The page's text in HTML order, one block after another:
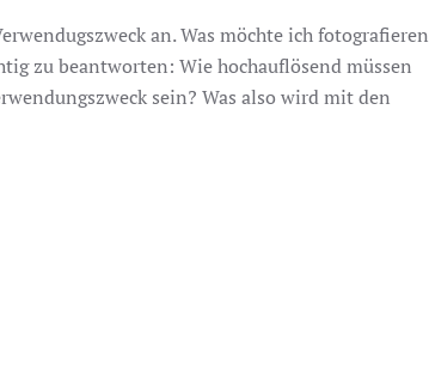
an. Was möchte ich fotografieren
zu beantworten: Wie hochauflösend müssen
sein? Was also wird mit den